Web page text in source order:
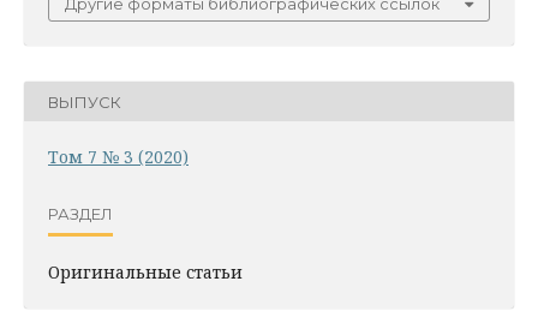
ВЫПУСК
Том 7 № 3 (2020)
РАЗДЕЛ
Оригинальные статьи